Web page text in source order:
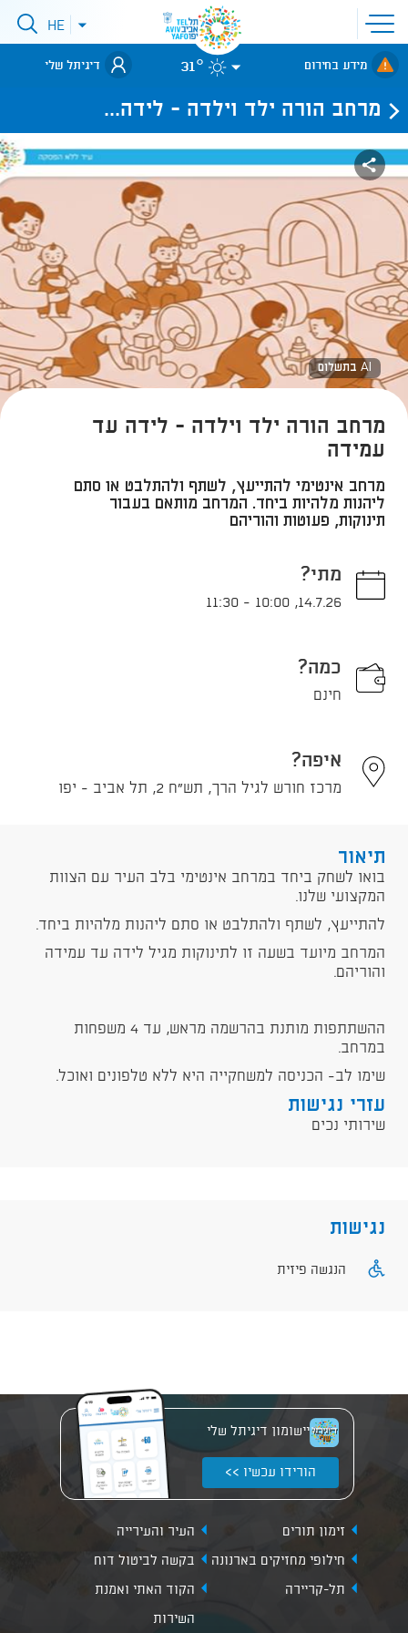
פתיחת
תפריט
אתר
לאתר עיריית
תל-אביב
פתיחתHE
מידע בחירום 31° דיגיתל שלי
מרחב הורה ילד וילדה - לידה...
AI בתשלום
מרחב הורה ילד וילדה - לידה עד
עמידה
מרחב אינטימי להתייעץ, לשתף ולהתלבט או סתם
ליהנות מלהיות ביחד. המרחב מותאם בעבור
תינוקות, פעוטות והוריהם
מתי?
14.7.26
,
10:00
-
11:30
כמה?
חינם
איפה?
מרכז חורש לגיל הרך, תש"ח 2, תל אביב - יפו
תיאור
בואו לשחק ביחד במרחב אינטימי בלב העיר עם הצוות
המקצועי שלנו.
להתייעץ, לשתף ולהתלבט או סתם ליהנות מלהיות ביחד.
המרחב מיועד בשעה זו לתינוקות מגיל לידה עד עמידה
והוריהם.
ההשתתפות מותנת בהרשמה מראש, עד 4 משפחות
במרחב.
שימו לב- הכניסה למשחקייה היא ללא טלפונים ואוכל.
עזרי נגישות
שירותי נכים
נגישות
הנגשה פיזית
יישומון דיגיתל שלי
הורידו עכשיו >>
זימון תורים
העיר והעירייה
חילופי מחזיקים בארנונה
בקשה לביטול דוח
תל-קריירה
הקוד האתי ואמנת
השירות